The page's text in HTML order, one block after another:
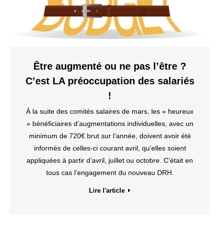
Être augmenté ou ne pas l’être ?
C’est LA préoccupation des salariés
!
À la suite des comités salaires de mars, les « heureux
» bénéficiaires d’augmentations individuelles, avec un
minimum de 720€ brut sur l’année, doivent avoir été
informés de celles-ci courant avril, qu’elles soient
appliquées à partir d’avril, juillet ou octobre. C’était en
tous cas l’engagement du nouveau DRH.
Lire l'article